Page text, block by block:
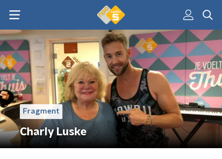
Fragment
Charly Luske